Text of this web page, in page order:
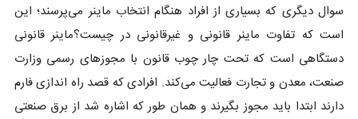
سوال دیگری که بسیاری از افراد هنگام انتخاب ماینر می‌پرسند؛ این
است که تفاوت ماینر قانونی و غیرقانونی در چیست؟ماینر قانونی
دستگاهی است که تحت چار چوب قانون با مجوزهای رسمی وزارت
صنعت، معدن و تجارت فعالیت می‌کند. افرادی که قصد راه اندازی فارم
دارند ابتدا باید مجوز بگیرند و همان طور که اشاره شد از برق صنعتی